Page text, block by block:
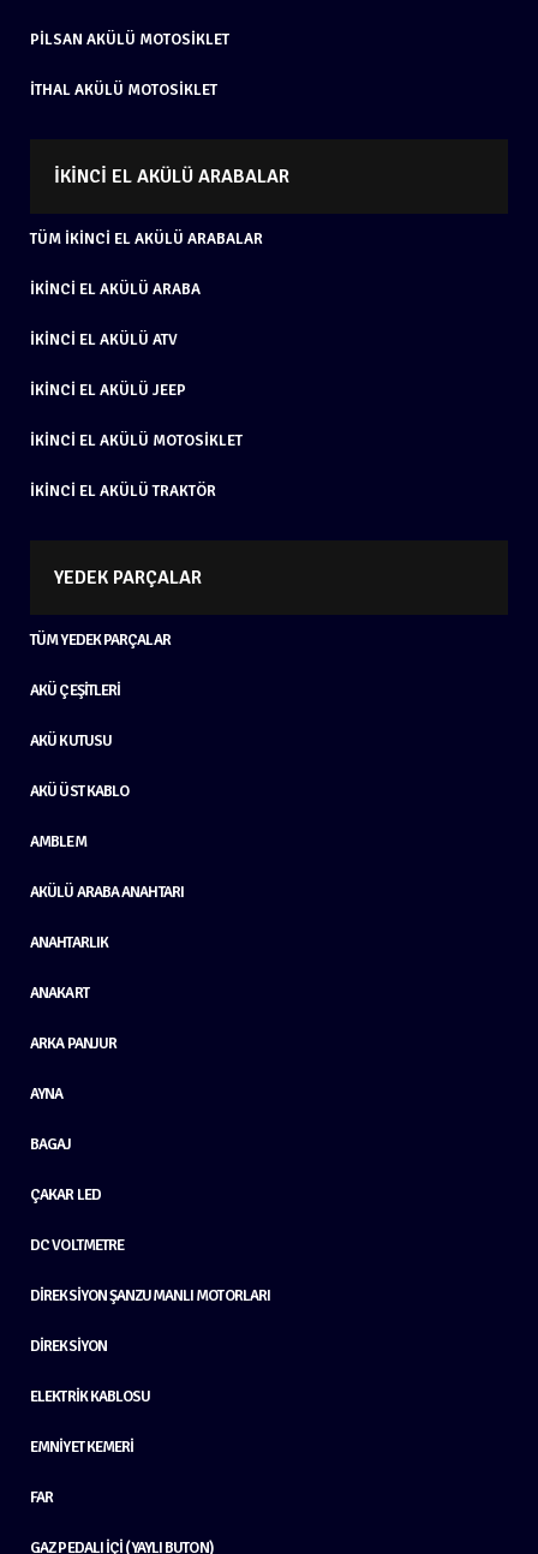
PILSAN AKÜLÜ MOTOSIKLET
İTHAL AKÜLÜ MOTOSIKLET
İKINCI EL AKÜLÜ ARABALAR
TÜM İKINCI EL AKÜLÜ ARABALAR
İKINCI EL AKÜLÜ ARABA
İKINCI EL AKÜLÜ ATV
İKINCI EL AKÜLÜ JEEP
İKINCI EL AKÜLÜ MOTOSIKLET
İKINCI EL AKÜLÜ TRAKTÖR
YEDEK PARÇALAR
TÜM YEDEK PARÇALAR
AKÜ ÇEŞITLERI
AKÜ KUTUSU
AKÜ ÜST KABLO
AMBLEM
AKÜLÜ ARABA ANAHTARI
ANAHTARLIK
ANAKART
ARKA PANJUR
AYNA
BAGAJ
ÇAKAR LED
DC VOLTMETRE
DIREKSIYON ŞANZUMANLI MOTORLARI
DIREKSIYON
ELEKTRIK KABLOSU
EMNIYET KEMERI
FAR
GAZ PEDALI İÇI (YAYLI BUTON)